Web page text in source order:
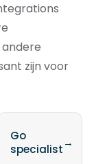
andere
zijn voor
Go
specialist→